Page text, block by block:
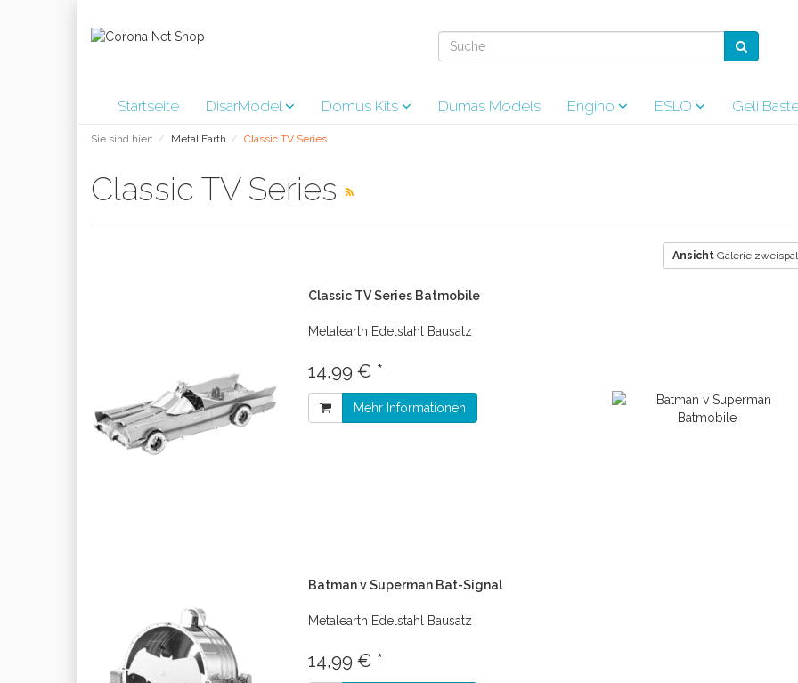
Startseite DisarModel Domus Kits Dumas Models Engino ESLO Geli
Sie sind hier: Metal Earth Classic TV Series
Classic TV Series
Ansicht Galerie
Classic TV Series Batmobile
Metalearth Edelstahl Bausatz
14,99 € *
Mehr Informationen
Batman v Superman Bat-Signal
Metalearth Edelstahl Bausatz
14,99 € *